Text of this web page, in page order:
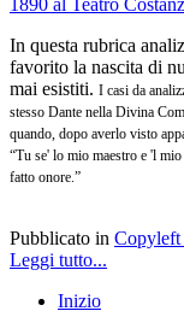
In questa rubrica
favorito la nascita di
mai esistiti. I casi da
stesso Dante nella Divina
quando, dopo averlo visto
“Tu se' lo mio maestro e 'l
fatto onore.”
Pubblicato in Copyleft
Leggi tutto...
Inizio